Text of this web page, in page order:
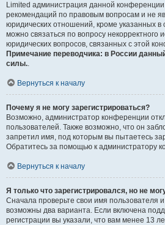
Limited администрация данной
рекомендаций по правовым вопросам и не
юридических отношений, кроме указанных в
можно связаться по вопросу некорректного
юридических вопросов, связанных с этой
Примечание переводчика: в России
силы..
Вернуться к началу
Почему я не могу зарегистрироваться?
Возможно, администратор конференции
пользователей. Также возможно, что он
запретил имя, под которым вы пытаетесь
Обратитесь за помощью к администратору
Вернуться к началу
Я только что зарегистрировался, но не
Сначала проверьте свои имя пользователя
возможны два варианта. Если включена
регистрации вы указали, что вам менее 13